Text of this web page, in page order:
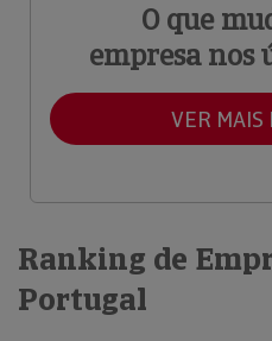
O que
empresa nos
VER MAIS
Ranking de
Portugal